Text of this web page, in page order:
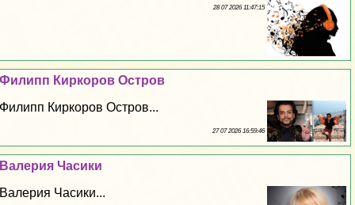
28 07 2026 11:47:15
Филипп Киркоров Остров
Филипп Киркоров Остров...
27 07 2026 16:59:46
Валерия Часики
Валерия Часики...